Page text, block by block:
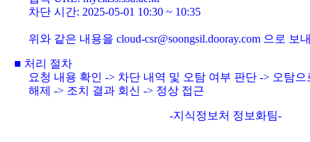
차단 시간: 2025-05-01 10:30 ~ 10:35
위와 같은 내용을 cloud-csr@soongsil.dooray.com 으로 보
■ 처리 절차
요청 내용 확인 -> 차단 내역 및 오탐 여부 판단 -> 오탐
해제 -> 조치 결과 회신 -> 정상 접근
-지식정보처 정보화팀-